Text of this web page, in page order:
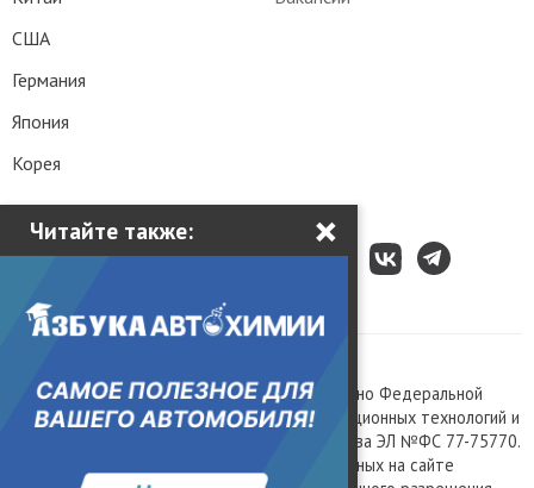
Читайте также: ×
США
Германия
Япония
Корея
Сетевое издание «Kolesa.ru», зарегистрировано Федеральной
службой по надзору в сфере связи, информационных технологий и
массовых коммуникаций, номер свидетельства ЭЛ №ФС 77-75770.
Любое использование материалов, размещенных на сайте